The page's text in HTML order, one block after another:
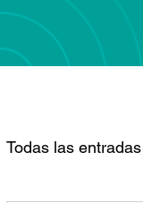
Todas las entradas